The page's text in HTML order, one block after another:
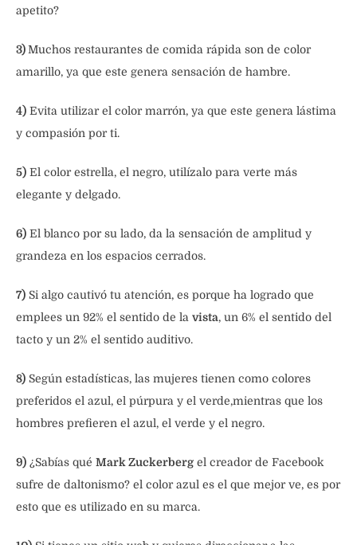
apetito?
3)Muchos restaurantes de comida rápida son de color
amarillo, ya que este genera sensación de hambre.
4) Evita utilizar el color marrón, ya que este genera lástima
y compasión por ti.
5) El color estrella, el negro, utilízalo para verte más
elegante y delgado.
6) El blanco por su lado, da la sensación de amplitud y
grandeza en los espacios cerrados.
7) Si algo cautivó tu atención, es porque ha logrado que
emplees un 92% el sentido de la vista, un 6% el sentido del
tacto y un 2% el sentido auditivo.
8) Según estadísticas, las mujeres tienen como colores
preferidos el azul, el púrpura y el verde,mientras que los
hombres prefieren el azul, el verde y el negro.
9) ¿Sabías qué Mark Zuckerberg el creador de Facebook
sufre de daltonismo? el color azul es el que mejor ve, es por
esto que es utilizado en su marca.